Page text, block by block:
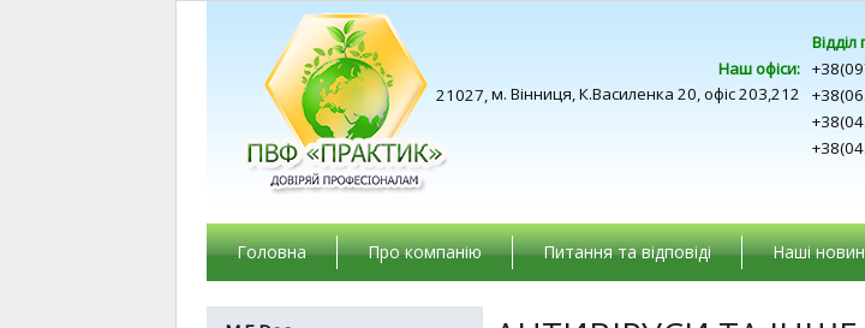
Наш офіси:
21027,м. Вінниця, К.Василенка 20, офіс 203,212
Головна Про компанію Питання та відповіді Наші